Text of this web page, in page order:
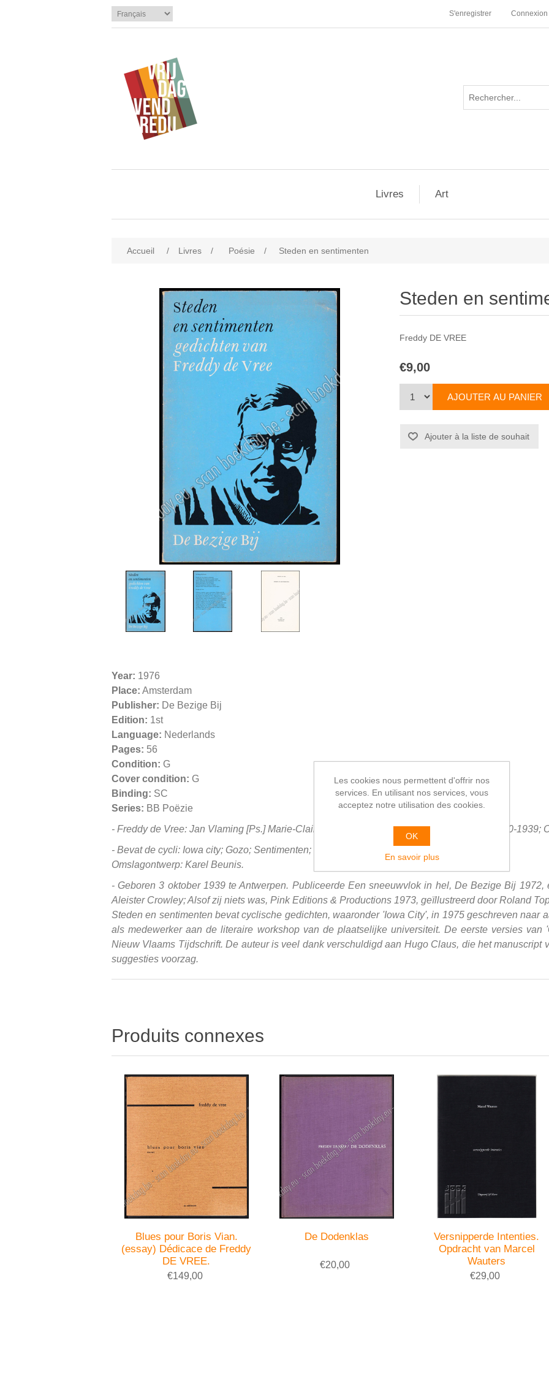
S'enregistrer Connexion
Livres Art
Accueil / Livres / Poésie / Steden en sentimenten
Steden en
Freddy DE VREE
€9,00
Year: 1976
Place: Amsterdam
Publisher: De Bezige Bij
Edition: 1st
Language: Nederlands
Pages: 56
Condition: G
Cover condition: G
Binding: SC
Series: BB Poëzie
- Freddy de Vree: Jan Vlaming [Ps.] Marie-Claire de Jonghe [Ps.] Geboren: Antwerpen, 03-10-1939;
- Bevat de cycli: Iowa city; Gozo; Sentimenten; Een jaar; Robijn; Een week; Venetië.
Omslagontwerp: Karel Beunis.
- Geboren 3 oktober 1939 te Antwerpen. Publiceerde Een sneeuwvlok in hel, De Bezige Bij 1972,
Aleister Crowley; Alsof zij niets was, Pink Editions & Productions 1973, geïllustreerd door Roland
Steden en sentimenten bevat cyclische gedichten, waaronder 'Iowa City', in 1975 geschreven naar
als medewerker aan de literaire workshop van de plaatselijke universiteit. De eerste versies van
Nieuw Vlaams Tijdschrift. De auteur is veel dank verschuldigd aan Hugo Claus, die het manuscript
suggesties voorzag.
Produits connexes
Blues pour Boris Vian.
(essay) Dédicace de Freddy
DE VREE.
€149,00
De Dodenklas
€20,00
Versnipperde Intenties.
Opdracht van Marcel
Wauters
€29,00
Les cookies nous permettent d'offrir nos
services. En utilisant nos services, vous
acceptez notre utilisation des cookies.
OK
En savoir plus